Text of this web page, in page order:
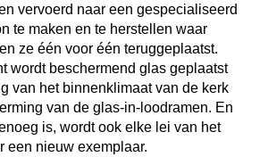
vervoerd naar een gespecialiseerd
te maken en te herstellen waar
ze één voor één teruggeplaatst.
wordt beschermend glas geplaatst
van het binnenklimaat van de kerk
van de glas-in-loodramen. En
is, wordt ook elke lei van het
een nieuw exemplaar.